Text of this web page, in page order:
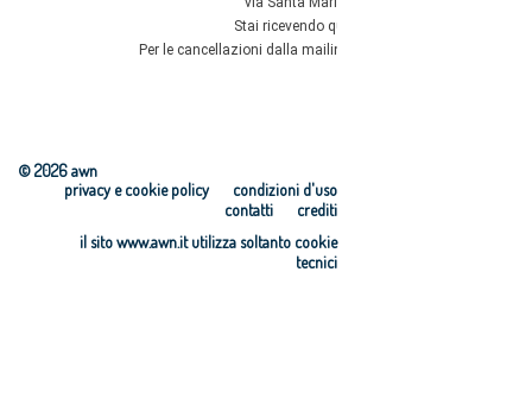
© 2026 awn
condizioni d'uso
privacy e cookie policy
crediti
contatti
il sito www.awn.it utilizza soltanto cookie
tecnici